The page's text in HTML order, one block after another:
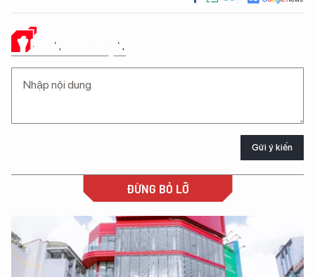
Ý KIẾN CỦA BẠN
Gửi ý kiến
ĐỪNG BỎ LỠ